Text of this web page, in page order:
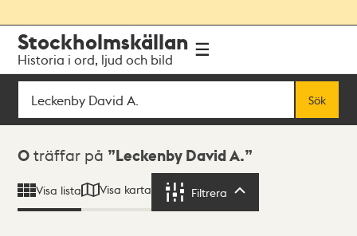
navigationen
huvudinnehållet
Stockholmskällan
Historia i ord, ljud och bild
Sök
Sök
Sökresultat
0 träffar på Leckenby David A.
Visa lista Visa karta Filtrera